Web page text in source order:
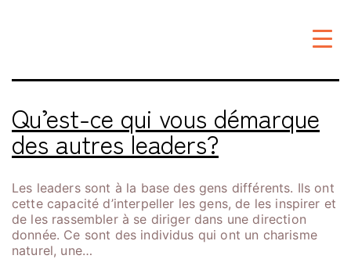
Qu’est-ce qui vous démarque
des autres leaders?
Les leaders sont à la base des gens différents. Ils ont
cette capacité d’interpeller les gens, de les inspirer et
de les rassembler à se diriger dans une direction
donnée. Ce sont des individus qui ont un charisme
naturel, une…